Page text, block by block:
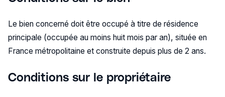
Le bien concerné doit être occupé à titre de résidence
principale (occupée au moins huit mois par an), située en
France métropolitaine et construite depuis plus de 2 ans.
Conditions sur le propriétaire